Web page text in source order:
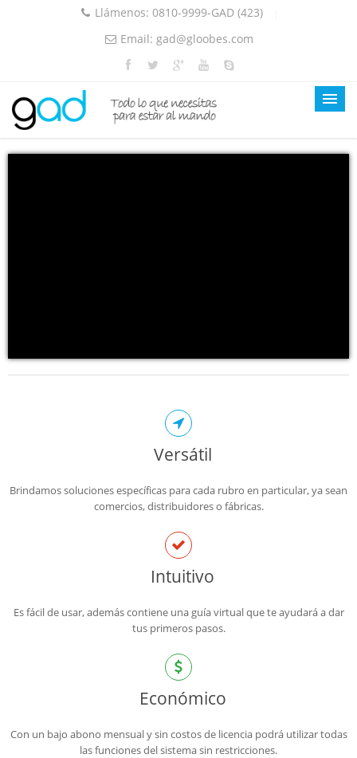
Llámenos:0810-9999-GAD (423)
Email: gad@gloobes.com
Versátil
Brindamos soluciones específicas para cada rubro en particular, ya sean
comercios, distribuidores o fábricas.
Intuitivo
Es fácil de usar, además contiene una guía virtual que te ayudará a dar
tus primeros pasos.
Económico
Con un bajo abono mensual y sin costos de licencia podrá utilizar todas
las funciones del sistema sin restricciones.